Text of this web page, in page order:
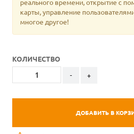
реального времени, открытие с
карты, управление
многое другое!
КОЛИЧЕСТВО
- +
ДОБАВИТЬ В